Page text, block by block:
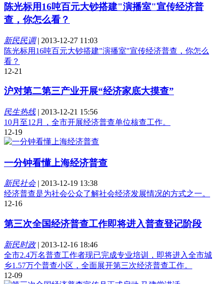
陈光标用16吨百元大钞搭建"演播室"宣传经济普
查，你怎么看？
新民民调| 2013-12-27 11:03
陈光标用16吨百元大钞搭建"演播室"宣传经济普查，你怎么
看？
12-21
沪对第二第三产业开展“经济家底大摸查”
民生热线| 2013-12-21 15:56
10月至12月，全市开展经济普查单位核查工作。
12-19
一分钟看懂上海经济普查
新民社会| 2013-12-19 13:38
经济普查是为社会公众了解社会经济发展情况的方式之一。
12-16
第三次全国经济普查工作即将进入普查登记阶段
新民时政| 2013-12-16 18:46
全市2.4万名普查工作者现已完成专业培训，即将进入全市城
乡1.57万个普查小区，全面展开第三次经济普查工作。
12-09